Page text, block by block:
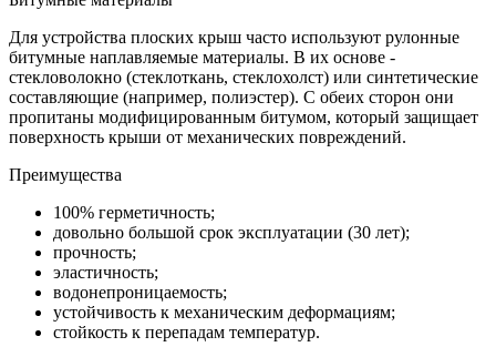
Для устройства плоских крыш часто используют рулонные
битумные наплавляемые материалы. В их основе -
стекловолокно (стеклоткань, стеклохолст) или синтетические
составляющие (например, полиэстер). С обеих сторон они
пропитаны модифицированным битумом, который защищает
поверхность крыши от механических повреждений.
Преимущества
100% герметичность;
довольно большой срок эксплуатации (30 лет);
прочность;
эластичность;
водонепроницаемость;
устойчивость к механическим деформациям;
стойкость к перепадам температур.